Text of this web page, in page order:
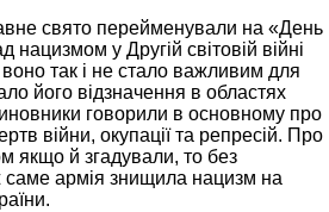
свято перейменували на «День
нацизмом у Другій світовій війні
так і не стало важливим для
його відзначення в областях
говорили в основному про
війни, окупації та репресій. Про
якщо й згадували, то без
саме армія знищила нацизм на